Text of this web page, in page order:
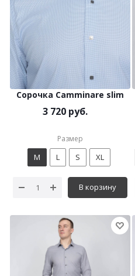
Сорочка Camminare slim
3 720 руб.
Размер
M L S XL
В корзину